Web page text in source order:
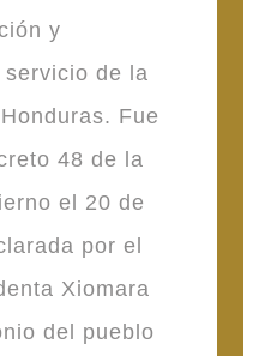
y
de la
Fue
48 de la
el 20 de
por el
Xiomara
del pueblo